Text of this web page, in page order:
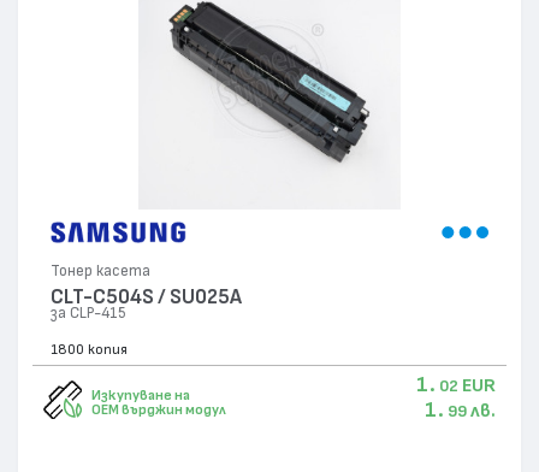
Тонер касета
CLT-C504S / SU025A
за CLP-415
1800 копия
Изкупуване на
OEM върджин модул
1. 02 EUR
1. 99 лв.